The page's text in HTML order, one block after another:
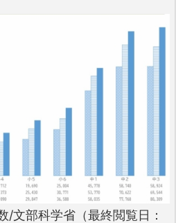
/文部科学省（最終閲覧日：